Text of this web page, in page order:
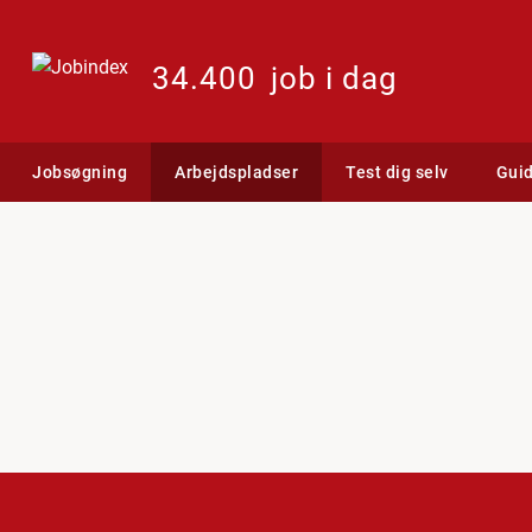
34.400 job i dag
Jobsøgning Arbejdspladser Test dig selv